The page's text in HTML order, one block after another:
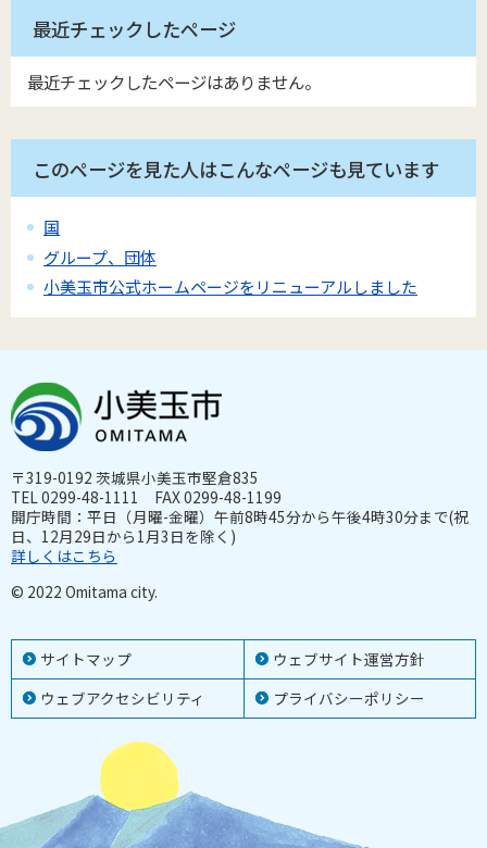
最近チェックしたページ
最近チェックしたページはありません。
このページを見た人はこんなページも見ています
国
グループ、団体
小美玉市公式ホームページをリニューアルしました
サイトマップ
ウェブサイト運営方針
ウェブアクセシビリティ
プライバシーポリシー
〒319-0192 茨城県小美玉市堅倉835
TEL 0299-48-1111 FAX 0299-48-1199
開庁時間：平日（月曜-金曜）午前8時45分から午後4時30分まで(祝
日、12月29日から1月3日を除く)
詳しくはこちら
© 2022 Omitama city.